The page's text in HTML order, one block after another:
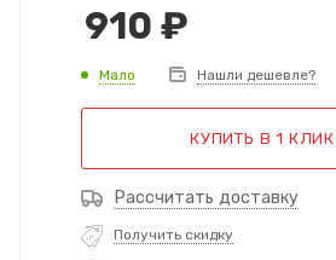
910 ₽
Мало Нашли дешевле?
КУПИТЬ В 1 КЛИК
Рассчитать доставку
Получить скидку